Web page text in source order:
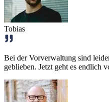
Tobias
Bei der Vorverwaltung sind
geblieben. Jetzt geht es endlich